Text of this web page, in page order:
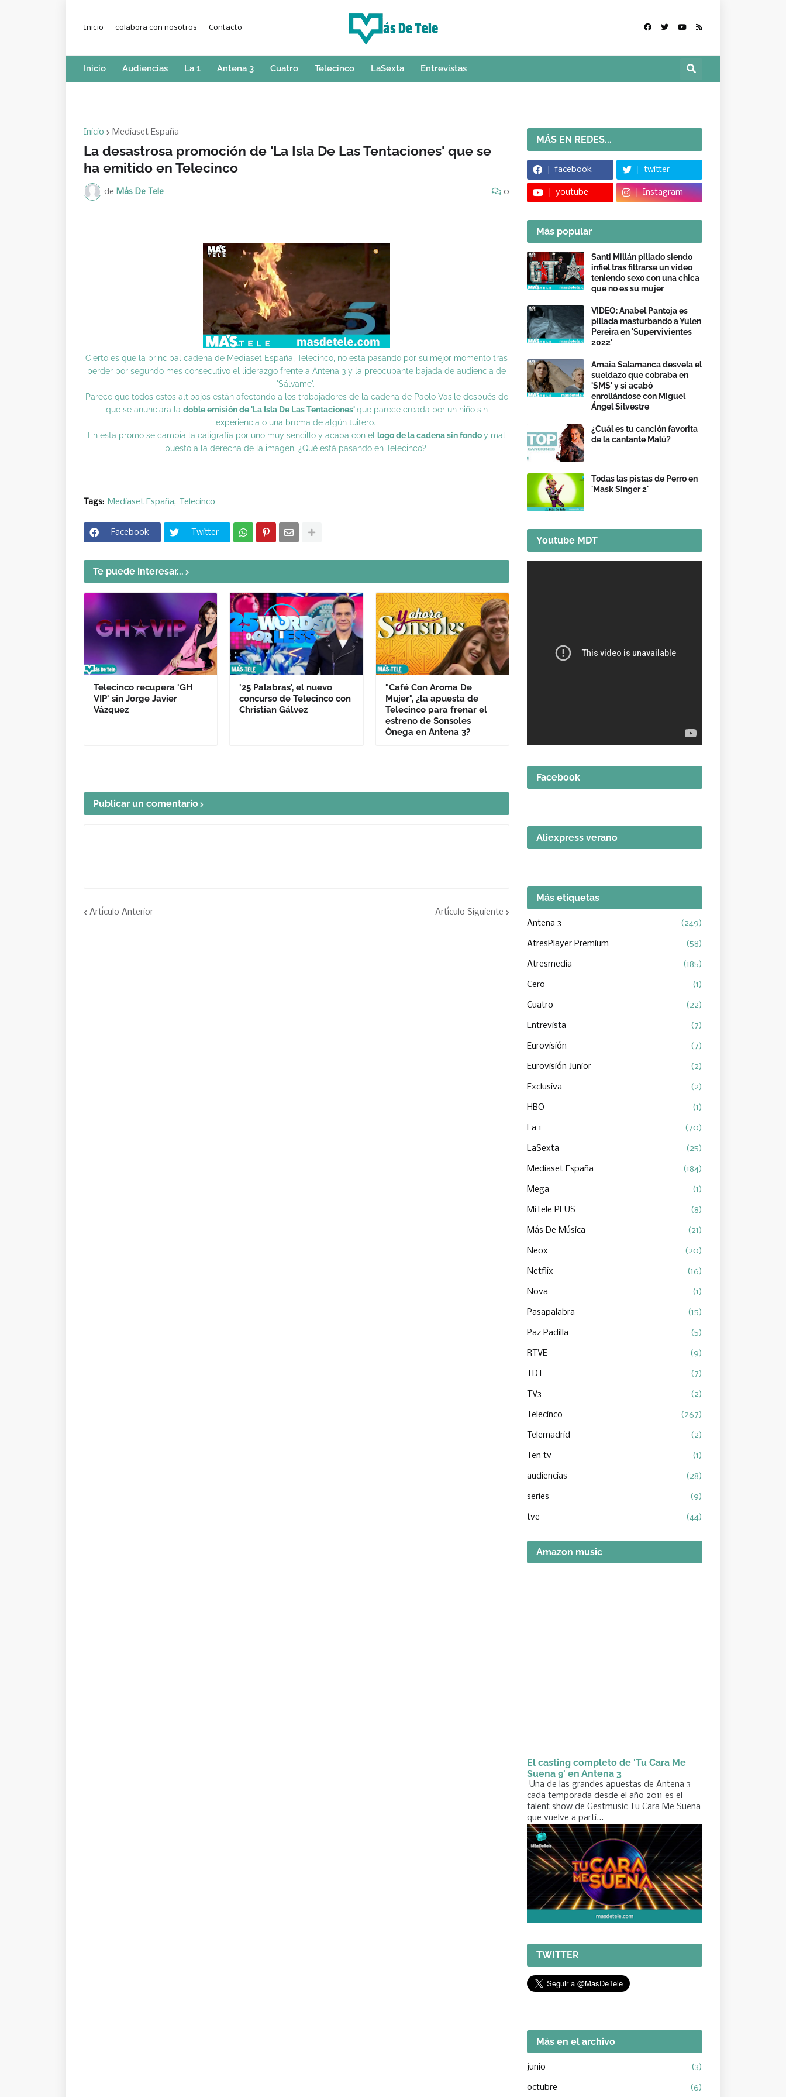
Inicio colabora con nosotros Contacto
Inicio Audiencias La 1 Antena 3 Cuatro Telecinco LaSexta Entrevistas
Inicio Mediaset España
La desastrosa promoción de 'La Isla De Las Tentaciones' que se
ha emitido en Telecinco
de Más De Tele 0
Cierto es que la principal cadena de Mediaset España, Telecinco, no esta pasando por su mejor momento tras
perder por segundo mes consecutivo el liderazgo frente a Antena 3 y la preocupante bajada de audiencia de
'Sálvame'.
Parece que todos estos altibajos están afectando a los trabajadores de la cadena de Paolo Vasile después de
que se anunciara la doble emisión de 'La Isla De Las Tentaciones'que parece creada por un niño sin
experiencia o una broma de algún tuitero.
En esta promo se cambia la caligrafía por uno muy sencillo y acaba con el
logo de la cadena sin fondoy mal
puesto a la derecha de la imagen. ¿Qué está pasando en Telecinco?
Tags: Mediaset España Telecinco
Facebook Twitter
Te puede interesar...
Telecinco recupera 'GH
VIP' sin Jorge Javier
Vázquez
'25 Palabras', el nuevo
concurso de Telecinco con
Christian Gálvez
"Café Con Aroma De
Mujer", ¿la apuesta de
Telecinco para frenar el
estreno de Sonsoles
Ónega en Antena 3?
Publicar un comentario
Artículo Anterior Artículo Siguiente
MÁS EN REDES...
facebook twitter
youtube Instagram
Más popular
Santi Millán pillado siendo
infiel tras filtrarse un video
teniendo sexo con una chica
que no es su mujer
VIDEO: Anabel Pantoja es
pillada masturbando a Yulen
Pereira en 'Supervivientes
2022'
Amaia Salamanca desvela el
sueldazo que cobraba en
'SMS' y si acabó
enrollándose con Miguel
Ángel Silvestre
¿Cuál es tu canción favorita
de la cantante Malú?
Todas las pistas de Perro en
'Mask Singer 2'
Youtube MDT
Facebook
Aliexpress verano
Más etiquetas
Antena 3 (249)
AtresPlayer Premium (58)
Atresmedia (185)
Cero (1)
Cuatro (22)
Entrevista (7)
Eurovisión (7)
Eurovisión Junior (2)
Exclusiva (2)
HBO (1)
La 1 (70)
LaSexta (25)
Mediaset España (184)
Mega (1)
MiTele PLUS (8)
Más De Música (21)
Neox (20)
Netflix (16)
Nova (1)
Pasapalabra (15)
Paz Padilla (5)
RTVE (9)
TDT (7)
TV3 (2)
Telecinco (267)
Telemadrid (2)
Ten tv (1)
audiencias (28)
series (9)
tve (44)
Amazon music
El casting completo de 'Tu Cara Me
Suena 9' en Antena 3
Una de las grandes apuestas de Antena 3
cada temporada desde el año 2011 es el
talent show de Gestmusic Tu Cara Me Suena
que vuelve a parti...
TWITTER
Más en el archivo
junio (3)
octubre (6)